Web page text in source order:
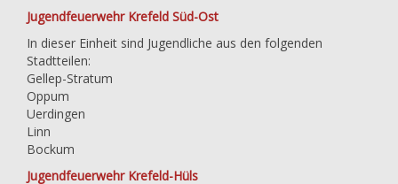
Jugendfeuerwehr Krefeld Süd-Ost
In dieser Einheit sind Jugendliche aus den folgenden
Stadtteilen:
Gellep-Stratum
Oppum
Uerdingen
Linn
Bockum
Jugendfeuerwehr Krefeld-Hüls